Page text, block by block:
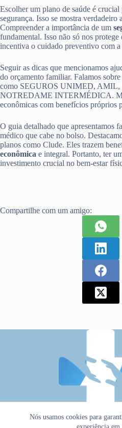
Nós usamos cookies para
Escolher um plano de saúde é
segurança. Isso se mostra verdadeiro
Compreender a importância de um
fundamental. Isso não só nos protege
incentiva o cuidado preventivo com a
Seguir as dicas que mencionamos
do orçamento familiar. Falamos
como SEGUROS UNIMED,
NOTREDAME INTERMÉDICA.
econômicas com benefícios próprios
O guia detalhado que apresentamos
médico que cabe no bolso.
planos como Clude. Eles trazem
econômica e integral. Portanto, ter
investimento crucial no bem-estar
Compartilhe com um amigo: